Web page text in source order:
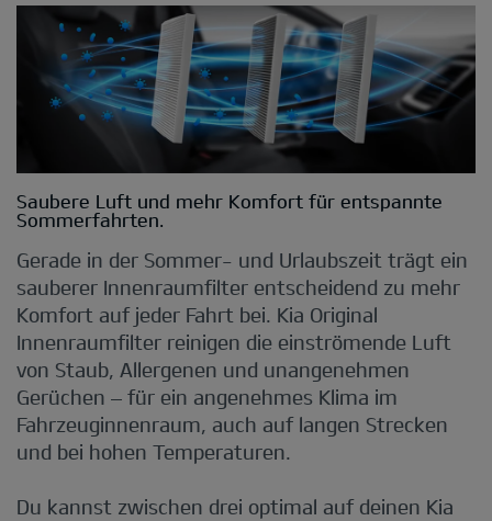
Saubere Luft und mehr Komfort für entspannte
Sommerfahrten.
Gerade in der Sommer- und Urlaubszeit trägt ein
sauberer Innenraumfilter entscheidend zu mehr
Komfort auf jeder Fahrt bei. Kia Original
Innenraumfilter reinigen die einströmende Luft
von Staub, Allergenen und unangenehmen
Gerüchen – für ein angenehmes Klima im
Fahrzeuginnenraum, auch auf langen Strecken
und bei hohen Temperaturen.
Du kannst zwischen drei optimal auf deinen Kia